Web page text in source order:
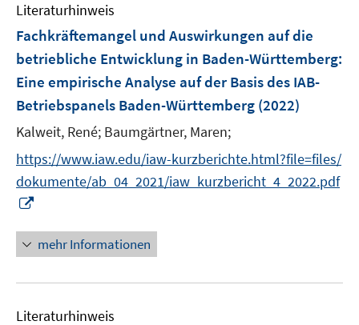
m
F
n
s
t
e
ö
f
e
n
Literaturhinweis
Fachkräftemangel und Auswirkungen auf die
betriebliche Entwicklung in Baden-Württemberg:
Eine empirische Analyse auf der Basis des IAB-
Betriebspanels Baden-Württemberg (2022)
Kalweit, René; Baumgärtner, Maren;
https://www.iaw.edu/iaw-kurzberichte.html?file=files/
dokumente/ab_04_2021/iaw_kurzbericht_4_2022.pdf
n
e
u
m
mehr Informationen
Literaturhinweis